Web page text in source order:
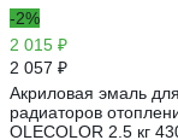
-2%
2 015 ₽
2 057 ₽
Акриловая эмаль для
радиаторов
OLECOLOR 2.5 кг